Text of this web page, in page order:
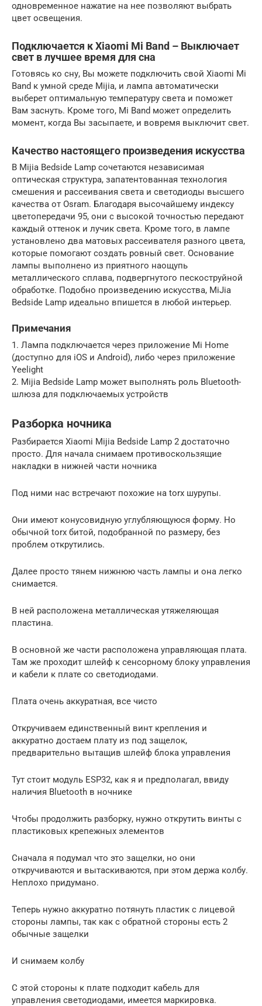
одновременное нажатие на нее позволяют выбрать
цвет освещения.
Подключается к Xiaomi Mi Band – Выключает
свет в лучшее время для сна
Готовясь ко сну, Вы можете подключить свой Xiaomi Mi
Band к умной среде Mijia, и лампа автоматически
выберет оптимальную температуру света и поможет
Вам заснуть. Кроме того, Mi Band может определить
момент, когда Вы засыпаете, и вовремя выключит свет.
Качество настоящего произведения искусства
В Mijia Bedside Lamp сочетаются независимая
оптическая структура, запатентованная технология
смешения и рассеивания света и светодиоды высшего
качества от Osram. Благодаря высочайшему индексу
цветопередачи 95, они с высокой точностью передают
каждый оттенок и лучик света. Кроме того, в лампе
установлено два матовых рассеивателя разного цвета,
которые помогают создать ровный свет. Основание
лампы выполнено из приятного наощупь
металлического сплава, подвергнутого пескоструйной
обработке. Подобно произведению искусства, MiJia
Bedside Lamp идеально впишется в любой интерьер.
Примечания
1. Лампа подключается через приложение Mi Home
(доступно для iOS и Android), либо через приложение
Yeelight
2. Mijia Bedside Lamp может выполнять роль Bluetooth-
шлюза для подключаемых устройств
Разборка ночника
Разбирается Xiaomi Mijia Bedside Lamp 2 достаточно
просто. Для начала снимаем противоскользящие
накладки в нижней части ночника
Под ними нас встречают похожие на torx шурупы.
Они имеют конусовидную углубляющуюся форму. Но
обычной torx битой, подобранной по размеру, без
проблем открутились.
Далее просто тянем нижнюю часть лампы и она легко
снимается.
В ней расположена металлическая утяжеляющая
пластина.
В основной же части расположена управляющая плата.
Там же проходит шлейф к сенсорному блоку управления
и кабели к плате со светодиодами.
Плата очень аккуратная, все чисто
Откручиваем единственный винт крепления и
аккуратно достаем плату из под защелок,
предварительно вытащив шлейф блока управления
Тут стоит модуль ESP32, как я и предполагал, ввиду
наличия Bluetooth в ночнике
Чтобы продолжить разборку, нужно открутить винты с
пластиковых крепежных элементов
Сначала я подумал что это защелки, но они
откручиваются и вытаскиваются, при этом держа колбу.
Неплохо придумано.
Теперь нужно аккуратно потянуть пластик с лицевой
стороны лампы, так как с обратной стороны есть 2
обычные защелки
И снимаем колбу
С этой стороны к плате подходит кабель для
управления светодиодами, имеется маркировка.